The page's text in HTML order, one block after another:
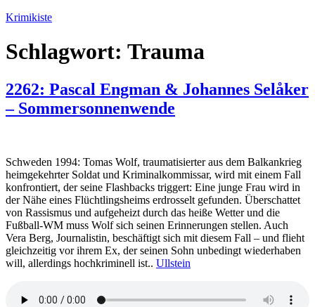
Zum
springen
Krimikiste
Schlagwort: Trauma
2262: Pascal Engman & Johannes Selåker
– Sommersonnenwende
Schweden 1994: Tomas Wolf, traumatisierter aus dem Balkankrieg
heimgekehrter Soldat und Kriminalkommissar, wird mit einem Fall
konfrontiert, der seine Flashbacks triggert: Eine junge Frau wird in
der Nähe eines Flüchtlingsheims erdrosselt gefunden. Überschattet
von Rassismus und aufgeheizt durch das heiße Wetter und die
Fußball-WM muss Wolf sich seinen Erinnerungen stellen. Auch
Vera Berg, Journalistin, beschäftigt sich mit diesem Fall – und flieht
gleichzeitig vor ihrem Ex, der seinen Sohn unbedingt wiederhaben
will, allerdings hochkriminell ist.. Ullstein